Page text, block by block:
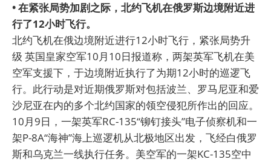
• 在紧张局势加剧之际，北约飞机在俄罗斯边境附近进
行了12小时飞行。
北约飞机在俄边境附近进行12小时飞行，紧张局势升
级 英国皇家空军10月10日报道称，两架英军飞机在美
空军支援下，于边境附近执行了为期12小时的巡逻飞
行。此行动是对近期俄罗斯对包括波兰、罗马尼亚和爱
沙尼亚在内的多个北约国家的领空侵犯所作出的回应。
10月9日，一架英军RC-135“铆钉接头”电子侦察机和一
架P-8A“海神”海上巡逻机从北极地区出发，飞经白俄罗
斯和乌克兰一线执行任务。美空军的一架KC-135空中